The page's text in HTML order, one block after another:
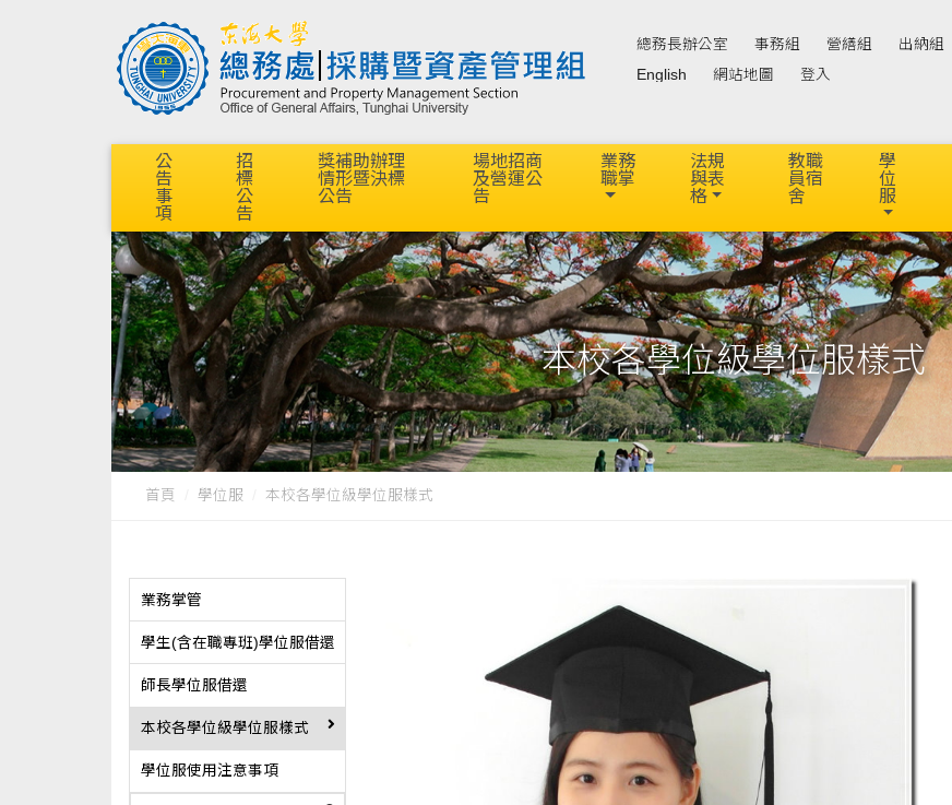
總務長辦公室 事務組 營繕組 出納組
English
網站地圖 登入
公
告
事
項
招
標
公
告
獎補助辦理
情形暨決標
公告
場地招商
及營運公
告
業務
職掌
法規
與表
格
教職
員宿
舍
學
位
服
本校各學位級學位服樣式
首頁 學位服 本校各學位級學位服樣式
業務掌管
學生(含在職專班)學位服借還
師長學位服借還
本校各學位級學位服樣式
學位服使用注意事項